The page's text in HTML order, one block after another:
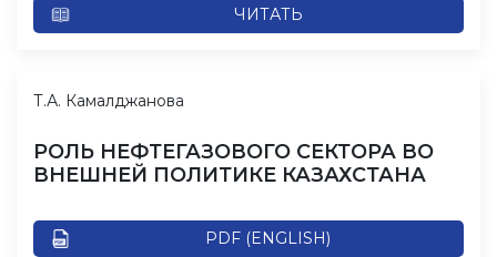
ЧИТАТЬ
Т.А. Камалджанова
РОЛЬ НЕФТЕГАЗОВОГО СЕКТОРА ВО
ВНЕШНЕЙ ПОЛИТИКЕ КАЗАХСТАНА
PDF (ENGLISH)